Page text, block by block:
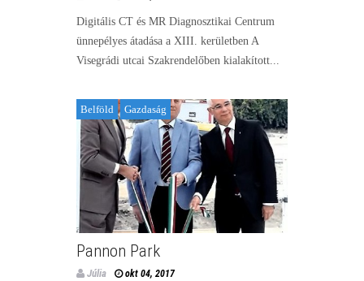
Digitális CT és MR Diagnosztikai Centrum
ünnepélyes átadása a XIII. kerületben A
Visegrádi utcai Szakrendelőben kialakított...
Belföld Gazdaság
Pannon Park
Júlia okt 04, 2017